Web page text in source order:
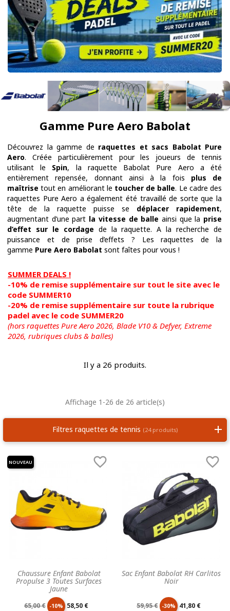
Gamme Pure Aero Babolat
Découvrez la gamme de raquettes et sacs Babolat Pure
Aero. Créée particulièrement pour les joueurs de tennis
utilisant le Spin, la raquette Babolat Pure Aero a été
entièrement repensée, donnant ainsi à la fois plus de
maîtrise tout en améliorant le toucher de balle. Le cadre des
raquettes Pure Aero a également été travaillé de sorte que la
tête de la raquette puisse se déplacer rapidement,
augmentant d’une part la vitesse de balle ainsi que la prise
d’effet sur le cordage de la raquette. A la recherche de
puissance et de prise d’effets ? Les raquettes de la
gamme Pure Aero Babolat sont faîtes pour vous !
SUMMER DEALS !
-10% de remise supplémentaire sur tout le site avec le
code SUMMER10
-20% de remise supplémentaire sur toute la rubrique
padel avec le code SUMMER20
(hors raquettes Pure Aero 2026, Blade V10 & Defyer, Extreme
2026, rubriques clubs & balles)
Il y a 26 produits.
Affichage 1-26 de 26 article(s)
Filtres raquettes de tennis (24 produits)
Chaussure Enfant Babolat
Propulse 3 Toutes Surfaces
Jaune

Prix
65,00 € -10% Prix
58,50 €
NOUVEAU
Sac Enfant Babolat RH Carlitos
Noir

Prix
59,95 € -30% Prix
41,80 €